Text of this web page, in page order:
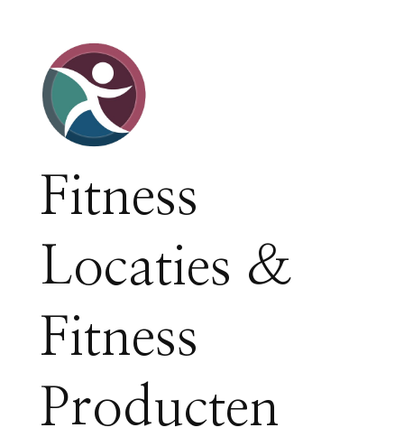
Fitness
Locaties &
Fitness
Producten